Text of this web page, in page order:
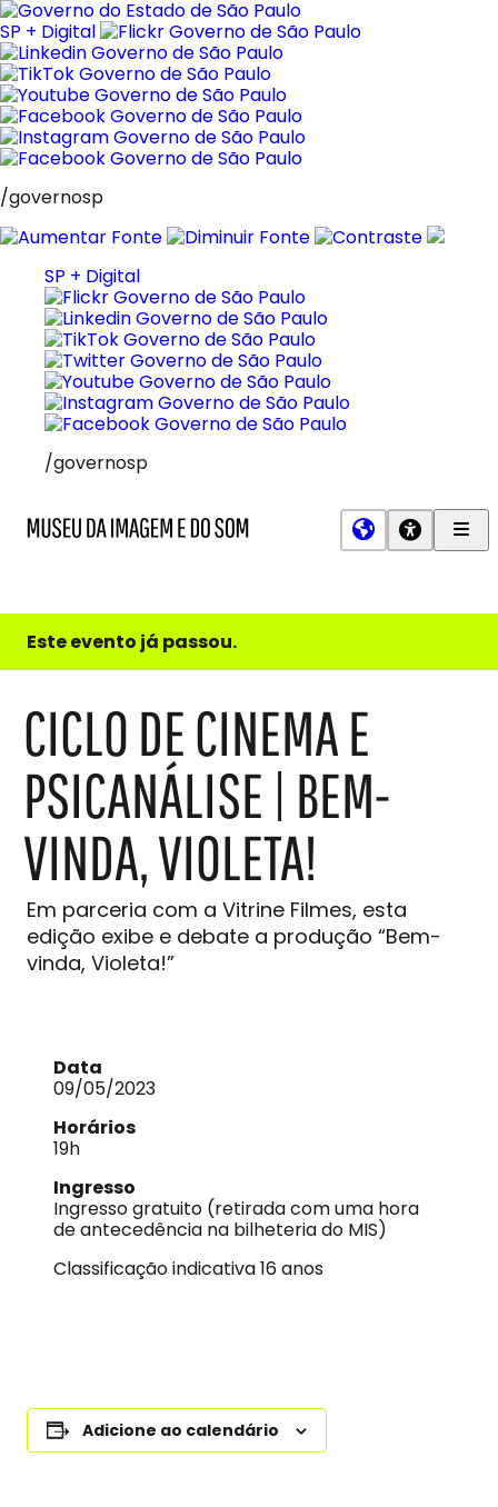
Pular
para
o
conteúdo
SP + Digital
/governosp
SP + Digital
/governosp
e
do
Este evento já passou.
CICLO DE CINEMA E
PSICANÁLISE | BEM-
VINDA, VIOLETA!
Em parceria com a Vitrine Filmes, esta
edição exibe e debate a produção “Bem-
vinda, Violeta!”
Data
09/05/2023
Horários
19h
Ingresso
Ingresso gratuito (retirada com uma hora
de antecedência na bilheteria do MIS)
Classificação indicativa 16 anos
Adicione ao calendário